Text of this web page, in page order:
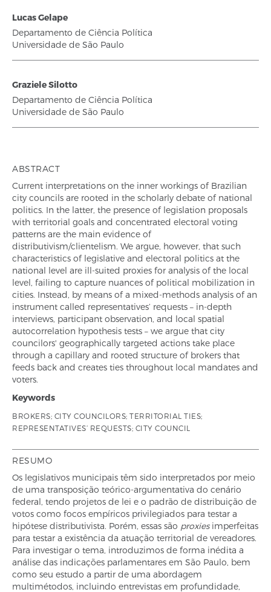
Lucas Gelape
Departamento de Ciência Política
Universidade de São Paulo
Graziele Silotto
Departamento de Ciência Política
Universidade de São Paulo
ABSTRACT
Current interpretations on the inner workings of Brazilian
city councils are rooted in the scholarly debate of national
politics. In the latter, the presence of legislation proposals
with territorial goals and concentrated electoral voting
patterns are the main evidence of
distributivism/clientelism. We argue, however, that such
characteristics of legislative and electoral politics at the
national level are ill-suited proxies for analysis of the local
level, failing to capture nuances of political mobilization in
cities. Instead, by means of a mixed-methods analysis of an
instrument called representatives’ requests – in-depth
interviews, participant observation, and local spatial
autocorrelation hypothesis tests – we argue that city
councilors' geographically targeted actions take place
through a capillary and rooted structure of brokers that
feeds back and creates ties throughout local mandates and
voters.
Keywords
BROKERS; CITY COUNCILORS; TERRITORIAL TIES;
REPRESENTATIVES’ REQUESTS; CITY COUNCIL
RESUMO
Os legislativos municipais têm sido interpretados por meio
de uma transposição teórico-argumentativa do cenário
federal, tendo projetos de lei e o padrão de distribuição de
votos como focos empíricos privilegiados para testar a
hipótese distributivista. Porém, essas são proxiesimperfeitas
para testar a existência da atuação territorial de vereadores.
Para investigar o tema, introduzimos de forma inédita a
análise das indicações parlamentares em São Paulo, bem
como seu estudo a partir de uma abordagem
multimétodos, incluindo entrevistas em profundidade,